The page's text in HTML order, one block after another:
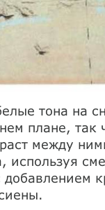
тона на
плане, так
между
используя